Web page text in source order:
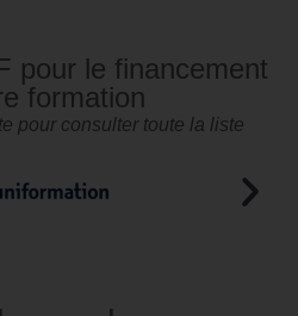
pour le financement
formation
pour consulter toute la liste